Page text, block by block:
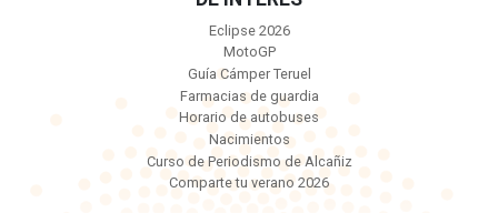
Eclipse 2026
MotoGP
Guía Cámper Teruel
Farmacias de guardia
Horario de autobuses
Nacimientos
Curso de Periodismo de Alcañiz
Comparte tu verano 2026